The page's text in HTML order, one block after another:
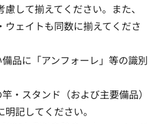
して揃えてください。また、
ェイトも同数に揃えてくださ
品に「アンフォーレ」等の識別
・スタンド（および主要備品）
記してください。